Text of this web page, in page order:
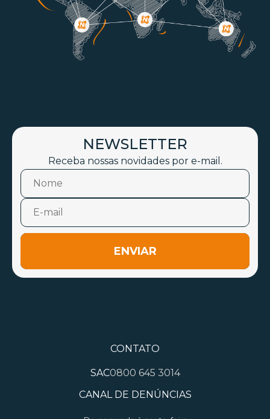
NEWSLETTER
Receba nossas novidades por e-mail.
ENVIAR
CONTATO
SAC0800 645 3014
CANAL DE DENÚNCIAS